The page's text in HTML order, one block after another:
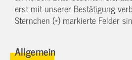
erst mit unserer Bestätigung
Sternchen (*) markierte Felder
Allgemein